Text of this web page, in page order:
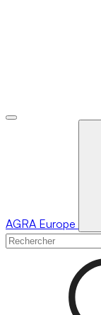
AGRA Europe